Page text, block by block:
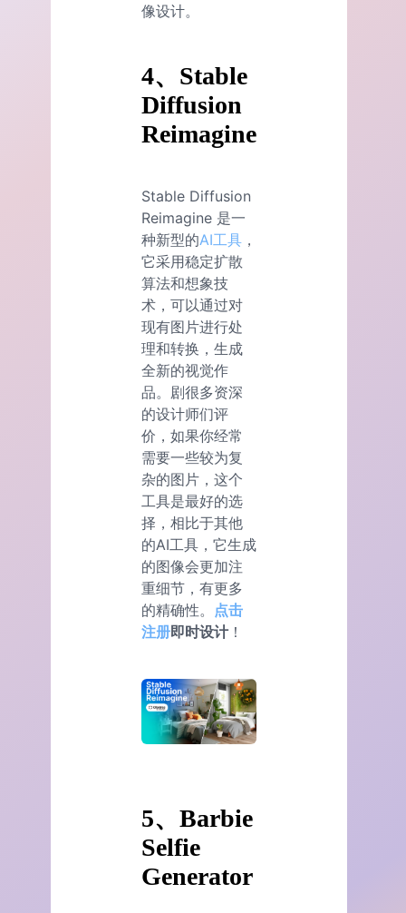
像设计。
4、Stable
Diffusion
Reimagine
Stable Diffusion
Reimagine 是一
种新型的AI工具 ，
它采用稳定扩散
算法和想象技
术，可以通过对
现有图片进行处
理和转换，生成
全新的视觉作
品。剧很多资深
的设计师们评
价，如果你经常
需要一些较为复
杂的图片，这个
工具是最好的选
择，相比于其他
的AI工具，它生成
的图像会更加注
重细节，有更多
的精确性。 点击
注册即时设计！
5、Barbie
Selfie
Generator